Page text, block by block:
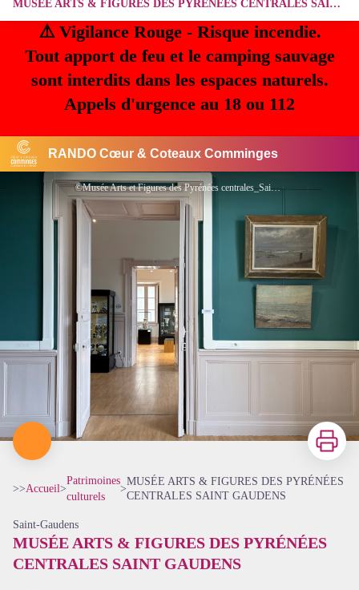
⚠️ Vigilance Rouge - Risque incendie.
Tout apport de feu et le camping sauvage
sont interdits dans les espaces naturels.
Appels d'urgence au 18 ou 112
RANDO Cœur & Coteaux Comminges
MUSÉE ARTS & FIGURES DES PYRÉNÉES CENTRALES SAINT GAUDENS
©Musée Arts et Figures des Pyrénées centrales_Saint-Gaudens_expo perma2026 - ©Musée Arts et Figures des Pyrénées centrales
Imprimer
>>Accueil>
Patrimoines
culturels
>
MUSÉE ARTS & FIGURES DES PYRÉNÉES
CENTRALES SAINT GAUDENS
Saint-Gaudens
MUSÉE ARTS & FIGURES DES PYRÉNÉES
CENTRALES SAINT GAUDENS